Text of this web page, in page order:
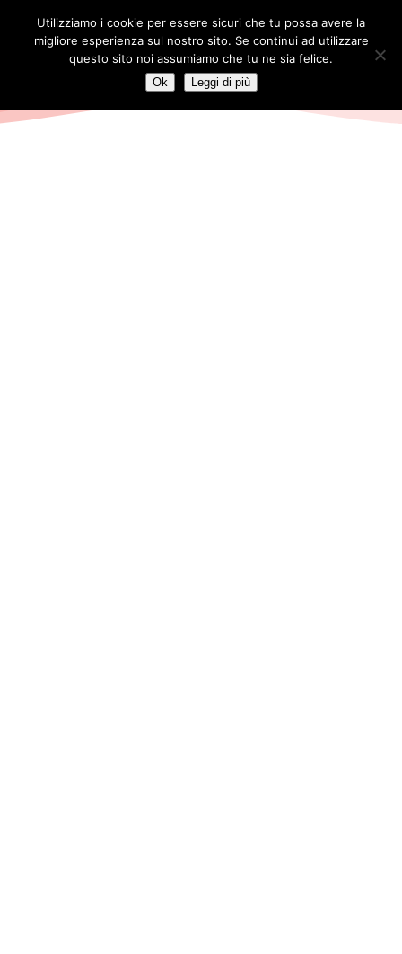
Utilizziamo i cookie per essere sicuri che tu possa avere la
migliore esperienza sul nostro sito. Se continui ad utilizzare
questo sito noi assumiamo che tu ne sia felice.
Ok Leggi di più